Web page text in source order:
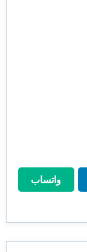
واتساب
واتساب